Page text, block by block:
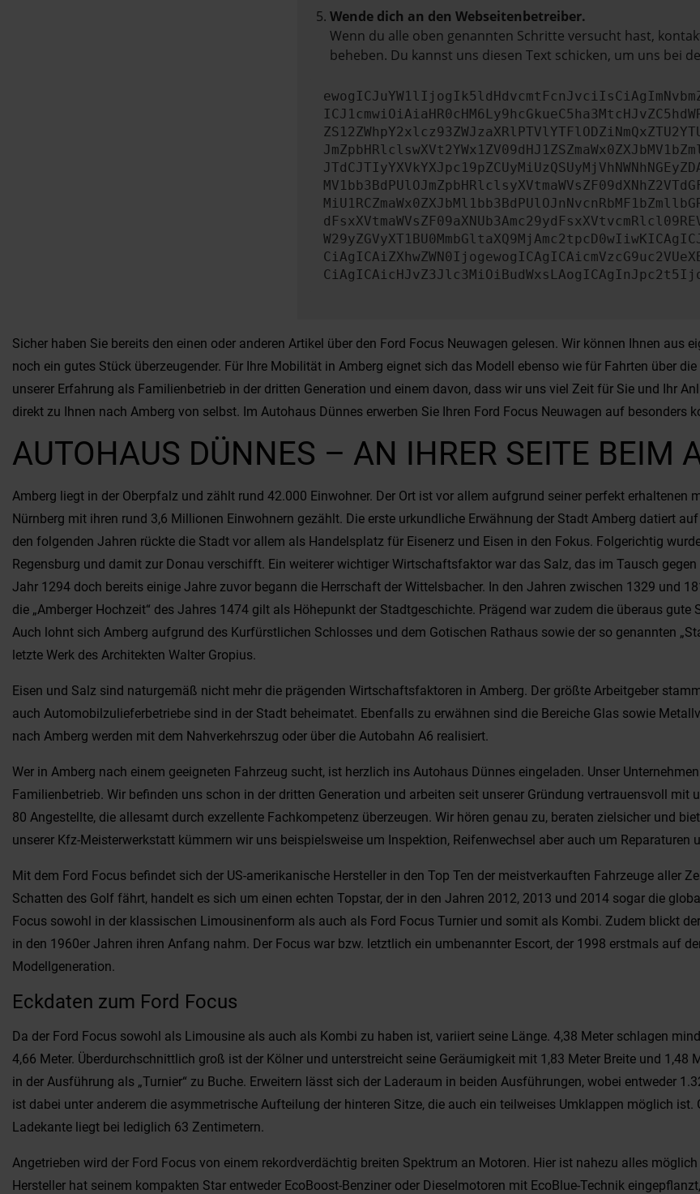
Wende dich an den Webseitenbetreiber.
Wenn du alle oben genannten Schritte versucht hast,
beheben. Du kannst uns diesen Text schicken, um uns bei
Sicher haben Sie bereits den einen oder anderen Artikel über den Ford Focus Neuwagen gelesen. Wir können Ihnen aus
noch ein gutes Stück überzeugender. Für Ihre Mobilität in Amberg eignet sich das Modell ebenso wie für Fahrten über
unserer Erfahrung als Familienbetrieb in der dritten Generation und einem davon, dass wir uns viel Zeit für Sie und Ihr
direkt zu Ihnen nach Amberg von selbst. Im Autohaus Dünnes erwerben Sie Ihren Ford Focus Neuwagen auf besonders
AUTOHAUS DÜNNES – AN IHRER SEITE BEIM
Amberg liegt in der Oberpfalz und zählt rund 42.000 Einwohner. Der Ort ist vor allem aufgrund seiner perfekt
Nürnberg mit ihren rund 3,6 Millionen Einwohnern gezählt. Die erste urkundliche Erwähnung der Stadt Amberg datiert
den folgenden Jahren rückte die Stadt vor allem als Handelsplatz für Eisenerz und Eisen in den Fokus. Folgerichtig
Regensburg und damit zur Donau verschifft. Ein weiterer wichtiger Wirtschaftsfaktor war das Salz, das im Tausch
Jahr 1294 doch bereits einige Jahre zuvor begann die Herrschaft der Wittelsbacher. In den Jahren zwischen 1329 und
die „Amberger Hochzeit“ des Jahres 1474 gilt als Höhepunkt der Stadtgeschichte. Prägend war zudem die überaus
Auch lohnt sich Amberg aufgrund des Kurfürstlichen Schlosses und dem Gotischen Rathaus sowie der so genannten
letzte Werk des Architekten Walter Gropius.
Eisen und Salz sind naturgemäß nicht mehr die prägenden Wirtschaftsfaktoren in Amberg. Der größte Arbeitgeber
auch Automobilzulieferbetriebe sind in der Stadt beheimatet. Ebenfalls zu erwähnen sind die Bereiche Glas sowie
nach Amberg werden mit dem Nahverkehrszug oder über die Autobahn A6 realisiert.
Wer in Amberg nach einem geeigneten Fahrzeug sucht, ist herzlich ins Autohaus Dünnes eingeladen. Unser
Familienbetrieb. Wir befinden uns schon in der dritten Generation und arbeiten seit unserer Gründung vertrauensvoll
80 Angestellte, die allesamt durch exzellente Fachkompetenz überzeugen. Wir hören genau zu, beraten zielsicher und
unserer Kfz-Meisterwerkstatt kümmern wir uns beispielsweise um Inspektion, Reifenwechsel aber auch um Reparaturen
Mit dem Ford Focus befindet sich der US-amerikanische Hersteller in den Top Ten der meistverkauften Fahrzeuge aller
Schatten des Golf fährt, handelt es sich um einen echten Topstar, der in den Jahren 2012, 2013 und 2014 sogar die
Focus sowohl in der klassischen Limousinenform als auch als Ford Focus Turnier und somit als Kombi. Zudem blickt
in den 1960er Jahren ihren Anfang nahm. Der Focus war bzw. letztlich ein umbenannter Escort, der 1998 erstmals auf
Modellgeneration.
Eckdaten zum Ford Focus
Da der Ford Focus sowohl als Limousine als auch als Kombi zu haben ist, variiert seine Länge. 4,38 Meter schlagen
4,66 Meter. Überdurchschnittlich groß ist der Kölner und unterstreicht seine Geräumigkeit mit 1,83 Meter Breite und
in der Ausführung als „Turnier“ zu Buche. Erweitern lässt sich der Laderaum in beiden Ausführungen, wobei entweder
ist dabei unter anderem die asymmetrische Aufteilung der hinteren Sitze, die auch ein teilweises Umklappen möglich
Ladekante liegt bei lediglich 63 Zentimetern.
Angetrieben wird der Ford Focus von einem rekordverdächtig breiten Spektrum an Motoren. Hier ist nahezu alles
Hersteller hat seinem kompakten Star entweder EcoBoost-Benziner oder Dieselmotoren mit EcoBlue-Technik